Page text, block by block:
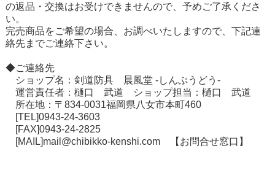
の返品・交換はお受けできませんので、予めご了承くださ
い。
完売商品をご希望の場合、お調べいたしますので、下記連
絡先までご連絡下さい。
◆ご連絡先
ショップ名：剣道防具 晨風堂 -しんぷうどう-
運営責任者：樋口 武道 ショップ担当：樋口 武道
所在地：〒834-0031福岡県八女市本町460
[TEL]0943-24-3603
[FAX]0943-24-2825
[MAIL]mail@chibikko-kenshi.com【お問合せ窓口】